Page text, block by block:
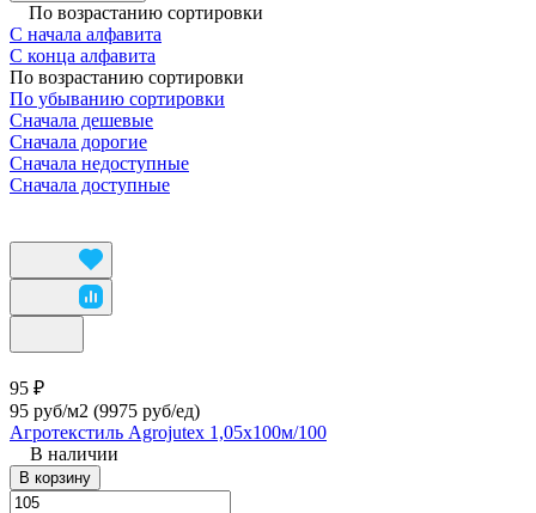
По возрастанию сортировки
С начала алфавита
С конца алфавита
По возрастанию сортировки
По убыванию сортировки
Сначала дешевые
Сначала дорогие
Сначала недоступные
Сначала доступные
95 ₽
95 руб/м2 (9975 руб/eд)
Агротекстиль Agrojutex 1,05х100м/100
В наличии
В корзину